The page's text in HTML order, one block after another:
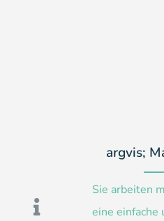
argvis;
Sie arbeiten
eine einfache